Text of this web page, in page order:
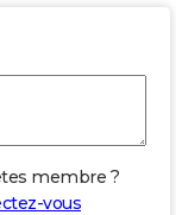
membre ?
vous